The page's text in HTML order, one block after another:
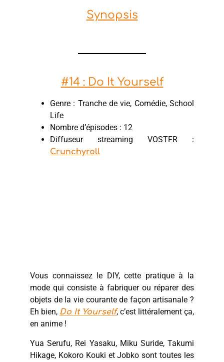
Synopsis
#14 : Do It Yourself
Genre : Tranche de vie, Comédie, School
Life
Nombre d’épisodes : 12
Diffuseur streaming VOSTFR :
Crunchyroll
Vous connaissez le DIY, cette pratique à la
mode qui consiste à fabriquer ou réparer des
objets de la vie courante de façon artisanale ?
Eh bien, Do It Yourself, c’est littéralement ça,
en anime !
Yua Serufu, Rei Yasaku, Miku Suride, Takumi
Hikage, Kokoro Kouki et Jobko sont toutes les